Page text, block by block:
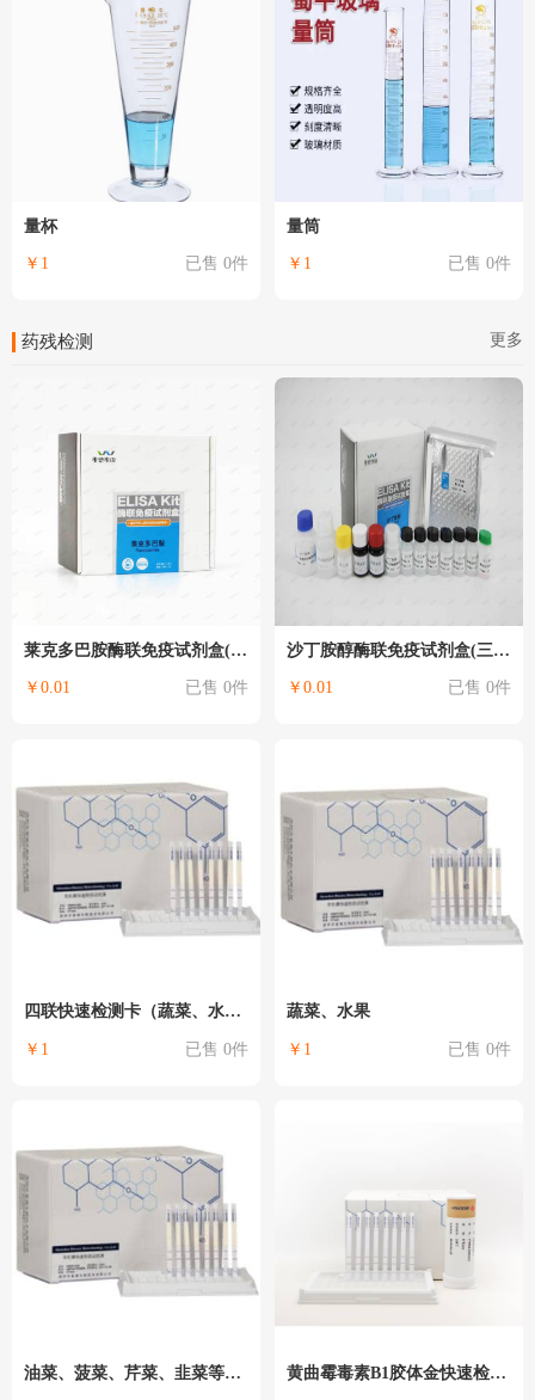
量杯
￥1 已售 0件
量筒
￥1 已售 0件
药残检测 更多
莱克多巴胺酶联免疫试剂盒(三合一)
￥0.01 已售 0件
沙丁胺醇酶联免疫试剂盒(三合一)
￥0.01 已售 0件
四联快速检测卡（蔬菜、水果）
￥1 已售 0件
蔬菜、水果
￥1 已售 0件
油菜、菠菜、芹菜、韭菜等蔬菜水果 黄曲霉毒素B1胶体金快速检测卡